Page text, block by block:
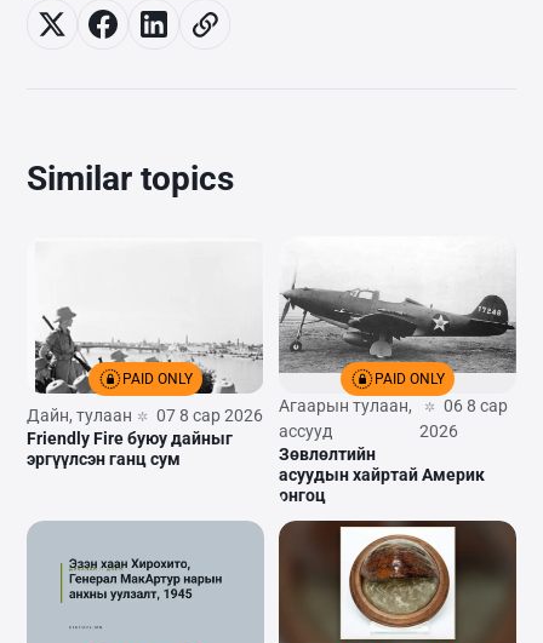
Similar topics
PAID ONLY
Дайн, тулаан
07 8 сар 2026
Friendly Fire буюу дайныг
эргүүлсэн ганц сум
PAID ONLY
Агаарын тулаан,
ассууд
06 8 сар
2026
Зөвлөлтийн
асуудын хайртай Америк
онгоц